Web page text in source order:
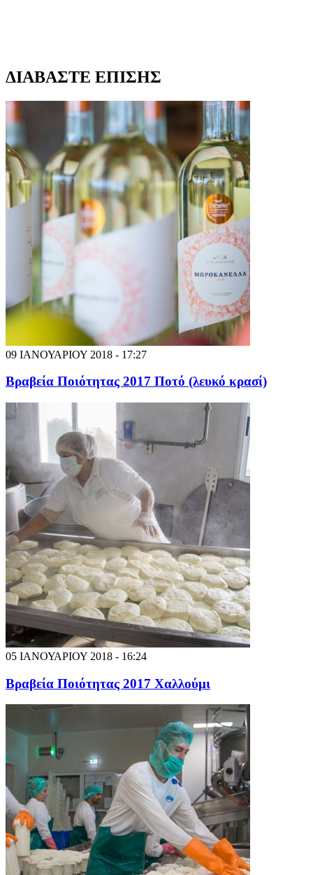
ΔΙΑΒΑΣΤΕ ΕΠΙΣΗΣ
09 ΙΑΝΟΥΑΡΙΟΥ 2018 - 17:27
Βραβεία Ποιότητας 2017 Ποτό (λευκό κρασί)
05 ΙΑΝΟΥΑΡΙΟΥ 2018 - 16:24
Βραβεία Ποιότητας 2017 Χαλλούμι